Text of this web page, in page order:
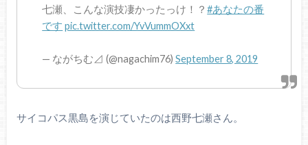
七瀬、こんな演技凄かったっけ！？#あなたの番
です pic.twitter.com/YvVummOXxt
— ながちむ⊿ (@nagachim76)September 8, 2019
サイコパス黒島を演じていたのは西野七瀬さん。